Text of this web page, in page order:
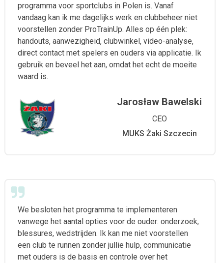
programma voor sportclubs in Polen is. Vanaf
vandaag kan ik me dagelijks werk en clubbeheer niet
voorstellen zonder ProTrainUp. Alles op één plek:
handouts, aanwezigheid, clubwinkel, video-analyse,
direct contact met spelers en ouders via applicatie. Ik
gebruik en beveel het aan, omdat het echt de moeite
waard is.
Jarosław Bawelski
CEO
MUKS Żaki Szczecin
We besloten het programma te implementeren
vanwege het aantal opties voor de ouder: onderzoek,
blessures, wedstrijden. Ik kan me niet voorstellen
een club te runnen zonder jullie hulp, communicatie
met ouders is de basis en controle over het